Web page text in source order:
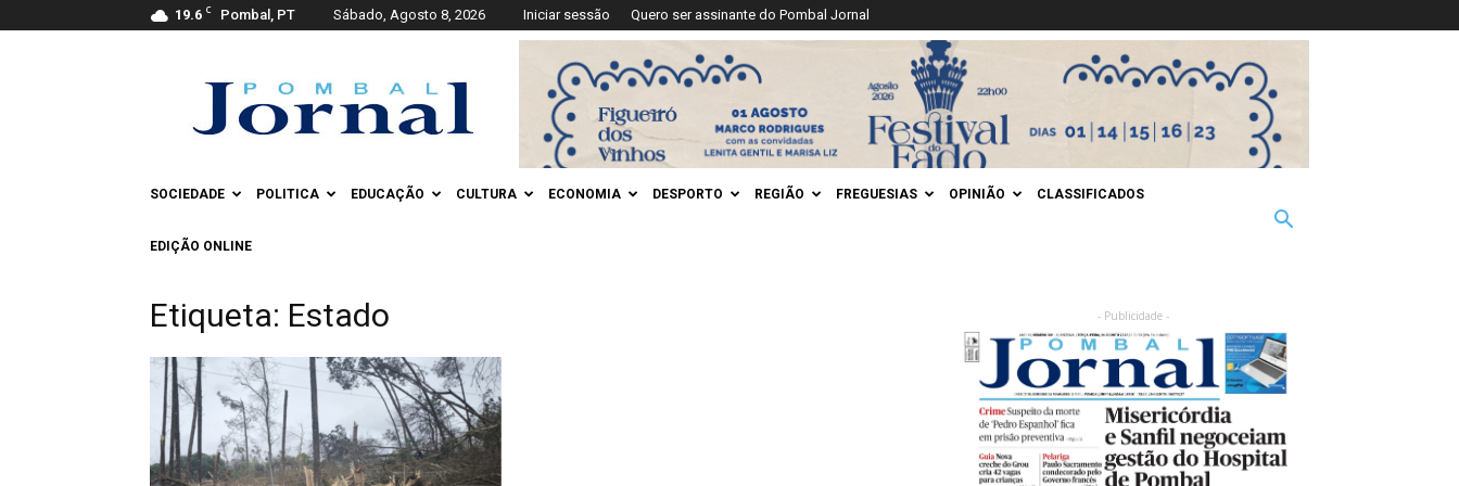
19.6 C Pombal, PT Sábado, Agosto 8, 2026 Iniciar sessão Quero ser assinante do Pombal Jornal
Jornal
SOCIEDADE POLITICA EDUCAÇÃO CULTURA ECONOMIA DESPORTO REGIÃO FREGUESIAS OPINIÃO CLASSIFICADOS
EDIÇÃO ONLINE
Etiqueta: Estado - Publicidade -